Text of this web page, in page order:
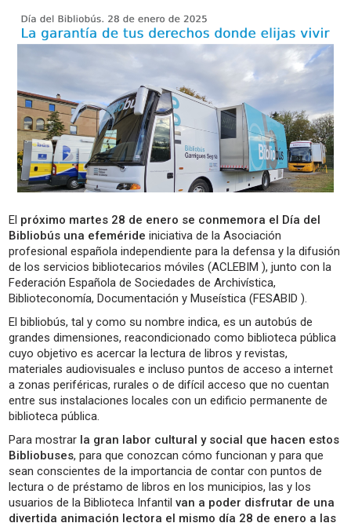
El próximo martes 28 de enero se conmemora el Día del
Bibliobús una efeméride iniciativa de la Asociación
profesional española independiente para la defensa y la difusión
de los servicios bibliotecarios móviles (ACLEBIM ), junto con la
Federación Española de Sociedades de Archivística,
Biblioteconomía, Documentación y Museística (FESABID ).
El bibliobús, tal y como su nombre indica, es un autobús de
grandes dimensiones, reacondicionado como biblioteca pública
cuyo objetivo es acercar la lectura de libros y revistas,
materiales audiovisuales e incluso puntos de acceso a internet
a zonas periféricas, rurales o de difícil acceso que no cuentan
entre sus instalaciones locales con un edificio permanente de
biblioteca pública.
Para mostrar la gran labor cultural y social que hacen estos
Bibliobuses, para que conozcan cómo funcionan y para que
sean conscientes de la importancia de contar con puntos de
lectura o de préstamo de libros en los municipios, las y los
usuarios de la Biblioteca Infantilvan a poder disfrutar de una
divertida animación lectora el mismo día 28 de enero a las